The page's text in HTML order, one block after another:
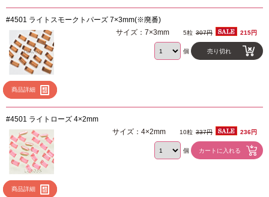
#4501 ライトスモークトパーズ 7×3mm(※廃番)
商品詳細
サイズ：7×3mm 5粒 307円 215円
個 売り切れ
#4501 ライトローズ 4×2mm
商品詳細
サイズ：4×2mm 10粒 337円 236円
個